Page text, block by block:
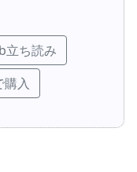
立ち読み
入